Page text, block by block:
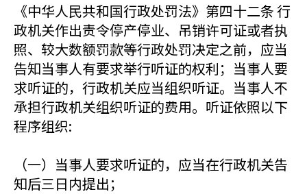
《中华人民共和国行政处罚法》第四十二条 行
政机关作出责令停产停业、吊销许可证或者执
照、较大数额罚款等行政处罚决定之前，应当
告知当事人有要求举行听证的权利；当事人要
求听证的，行政机关应当组织听证。当事人不
承担行政机关组织听证的费用。听证依照以下
程序组织:
（一）当事人要求听证的，应当在行政机关告
知后三日内提出；